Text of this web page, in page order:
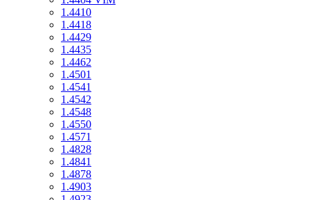
1.4410
1.4418
1.4429
1.4435
1.4462
1.4501
1.4541
1.4542
1.4548
1.4550
1.4571
1.4828
1.4841
1.4878
1.4903